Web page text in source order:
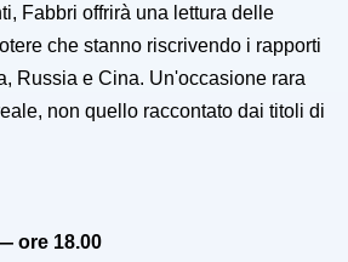
Fabbri offrirà una lettura delle
che stanno riscrivendo i rapporti
Russia e Cina. Un'occasione rara
non quello raccontato dai titoli di
ore 18.00